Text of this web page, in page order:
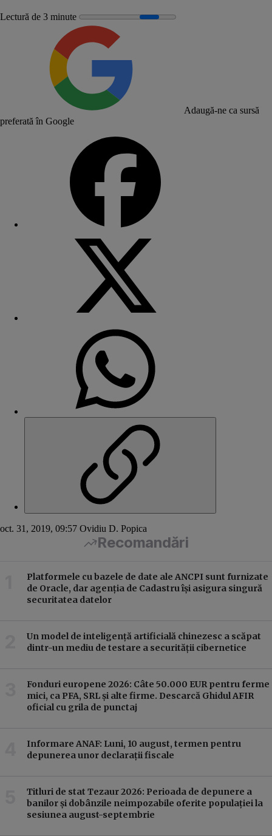
Lectură de 3 minute
Adaugă-ne ca sursă
preferată în Google
oct. 31, 2019, 09:57 Ovidiu D. Popica
Recomandări
Platformele cu bazele de date ale ANCPI sunt furnizate
de Oracle, dar agenția de Cadastru își asigura singură
securitatea datelor
Un model de inteligență artificială chinezesc a scăpat
dintr-un mediu de testare a securității cibernetice
Fonduri europene 2026: Câte 50.000 EUR pentru ferme
mici, ca PFA, SRL și alte firme. Descarcă Ghidul AFIR
oficial cu grila de punctaj
Informare ANAF: Luni, 10 august, termen pentru
depunerea unor declarații fiscale
Titluri de stat Tezaur 2026: Perioada de depunere a
banilor și dobânzile neimpozabile oferite populației la
sesiunea august-septembrie